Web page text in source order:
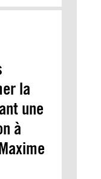
la
une
à